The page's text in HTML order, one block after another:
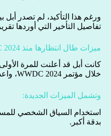
ورغم هذا التأكيد، لم تصدر أبل
تفاصيل التأخير التي أوردها
ميزات طال انتظارها منذ WWDC 2024
كانت أبل قد أعلنت للمرة
خلال مؤتمر WWDC 2024، واعدة بطرحها خلال 2026.
وتشمل الميزات الجديدة:
استخدام السياق الشخصي
بدقة أكبر.